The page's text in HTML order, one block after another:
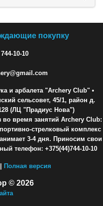
покупку
10-10
и арбалета "Archery Club" •
сельсовет, 45/1, район д.
(ЛЦ "Прадиус Нова")
во время занятий Archery Club:
стрелковый комплекс
3-4 дня. Приносим свои
телефон: +375(44)744-10-10
Полная версия
© 2026